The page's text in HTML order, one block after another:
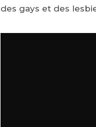
des gays et des